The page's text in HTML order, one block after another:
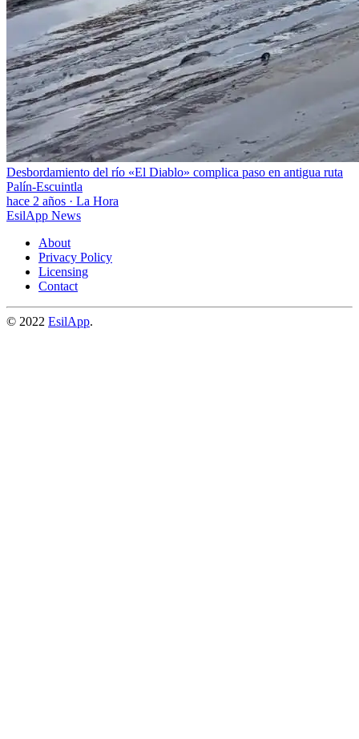
Desbordamiento del río «El Diablo» complica paso en antigua ruta
Palín-Escuintla
hace 2 años · La Hora
EsilApp News
About
Privacy Policy
Licensing
Contact
© 2022 EsilApp.